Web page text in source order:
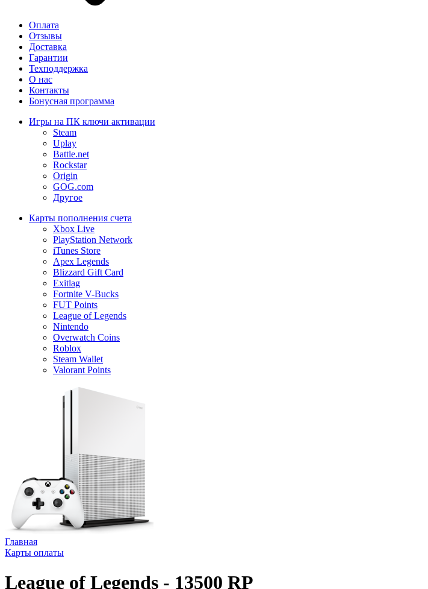
Оплата
Отзывы
Доставка
Гарантии
Техподдержка
О нас
Контакты
Бонусная программа
Игры на ПК ключи активации
Steam
Uplay
Battle.net
Rockstar
Origin
GOG.com
Другое
Карты пополнения счета
Xbox Live
PlayStation Network
iTunes Store
Apex Legends
Blizzard Gift Card
Exitlag
Fortnite V-Bucks
FUT Points
League of Legends
Nintendo
Overwatch Coins
Roblox
Steam Wallet
Valorant Points
Главная
Карты оплаты
League of Legends - 13500 RP